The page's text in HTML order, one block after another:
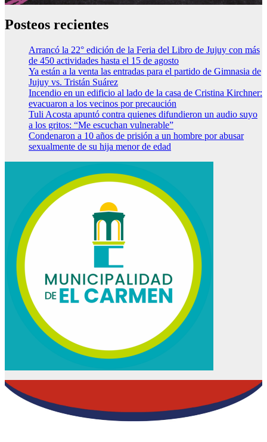
Posteos recientes
Arrancó la 22° edición de la Feria del Libro de Jujuy con más
de 450 actividades hasta el 15 de agosto
Ya están a la venta las entradas para el partido de Gimnasia de
Jujuy vs. Tristán Suárez
Incendio en un edificio al lado de la casa de Cristina Kirchner:
evacuaron a los vecinos por precaución
Tuli Acosta apuntó contra quienes difundieron un audio suyo
a los gritos: “Me escuchan vulnerable”
Condenaron a 10 años de prisión a un hombre por abusar
sexualmente de su hija menor de edad